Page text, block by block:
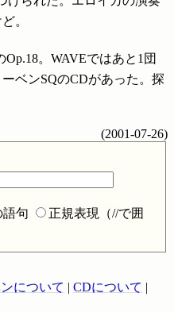
。
。WAVEではあと1団
ベンSQのCDがあった。探
(2001-07-26)
語句
正規表現（//で囲
について | CDについて |